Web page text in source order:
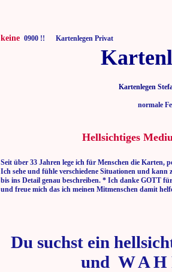
keine 0900 !! Kartenlegen Privat
Kartenlegen
normale
Hellsichtiges
Seit über 33 Jahren lege ich für Menschen die Karten,
Ich sehe und fühle verschiedene Situationen und kann
bis ins Detail genau beschreiben. * Ich danke GOTT
und freue mich das ich meinen Mitmenschen damit
Du suchst ein
und W A H